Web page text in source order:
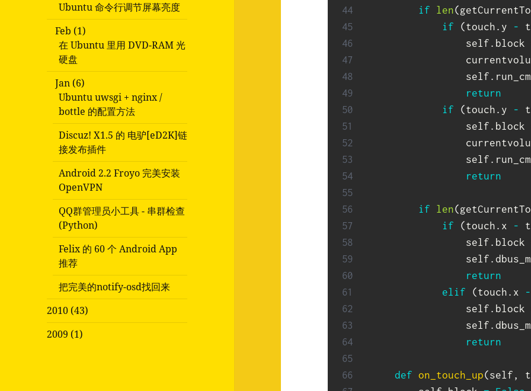
Ubuntu 命令行调节屏幕亮度
Feb (1)
在 Ubuntu 里用 DVD-RAM 光
硬盘
Jan (6)
Ubuntu uwsgi + nginx /
bottle 的配置方法
Discuz! X1.5 的 电驴[eD2K]链
接发布插件
Android 2.2 Froyo 完美安装
OpenVPN
QQ群管理员小工具 - 串群检查
(Python)
Felix 的 60 个 Android App
推荐
把完美的notify-osd找回来
2010 (43)
2009 (1)
if len(
if
(touch . y -
                self
. block
                self
.
return
if
(touch . y -
                self
. block
                self
.
return
if len(
if
(touch . x -
                self
. block
                self
.
return
elif
(touch . x -
                self
. block
                self
.
return
def on_touch_up(self ,